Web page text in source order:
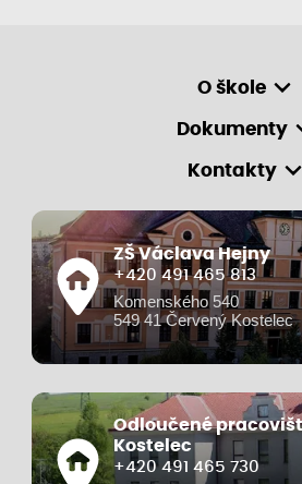
O škole
Dokumenty
Kontakty
ZŠ Václava Hejny
+420 491 465 813
Komenského 540
549 41 Červený Kostelec
Odloučené
Kostelec
+420 491 465 730